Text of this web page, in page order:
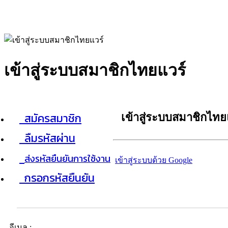
เข้าสู่ระบบสมาชิกไทยแวร์
สมัครสมาชิก
ลืมรหัสผ่าน
ส่งรหัสยืนยันการใช้งาน
กรอกรหัสยืนยัน
เข้าสู่ระบบสมาชิกไท
เข้าสู่ระบบด้วย Google